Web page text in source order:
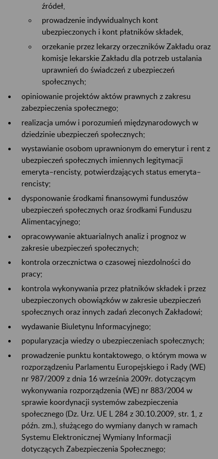
źródeł,
prowadzenie indywidualnych kont
ubezpieczonych i kont płatników składek,
orzekanie przez lekarzy orzeczników Zakładu oraz
komisje lekarskie Zakładu dla potrzeb ustalania
uprawnień do świadczeń z ubezpieczeń
społecznych;
opiniowanie projektów aktów prawnych z zakresu
zabezpieczenia społecznego;
realizacja umów i porozumień międzynarodowych w
dziedzinie ubezpieczeń społecznych;
wystawianie osobom uprawnionym do emerytur i rent z
ubezpieczeń społecznych imiennych legitymacji
emeryta–rencisty, potwierdzających status emeryta–
rencisty;
dysponowanie środkami finansowymi funduszów
ubezpieczeń społecznych oraz środkami Funduszu
Alimentacyjnego;
opracowywanie aktuarialnych analiz i prognoz w
zakresie ubezpieczeń społecznych;
kontrola orzecznictwa o czasowej niezdolności do
pracy;
kontrola wykonywania przez płatników składek i przez
ubezpieczonych obowiązków w zakresie ubezpieczeń
społecznych oraz innych zadań zleconych Zakładowi;
wydawanie Biuletynu Informacyjnego;
popularyzacja wiedzy o ubezpieczeniach społecznych;
prowadzenie punktu kontaktowego, o którym mowa w
rozporządzeniu Parlamentu Europejskiego i Rady (WE)
nr 987/2009 z dnia 16 września 2009r. dotyczącym
wykonywania rozporządzenia (WE) nr 883/2004 w
sprawie koordynacji systemów zabezpieczenia
społecznego (Dz. Urz. UE L 284 z 30.10.2009, str. 1, z
późn. zm.), służącego do wymiany danych w ramach
Systemu Elektronicznej Wymiany Informacji
dotyczących Zabezpieczenia Społecznego;